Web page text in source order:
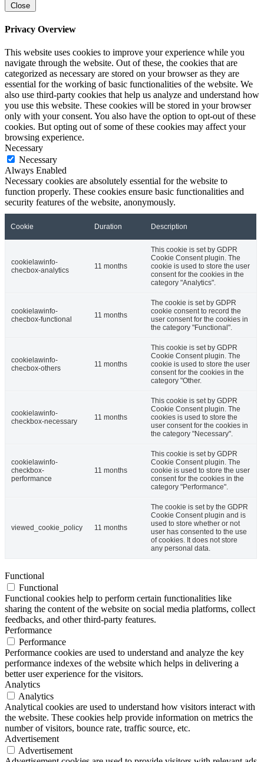
Close
Privacy Overview
This website uses cookies to improve your experience while you
navigate through the website. Out of these, the cookies that are
categorized as necessary are stored on your browser as they are
essential for the working of basic functionalities of the website. We
also use third-party cookies that help us analyze and understand how
you use this website. These cookies will be stored in your browser
only with your consent. You also have the option to opt-out of these
cookies. But opting out of some of these cookies may affect your
browsing experience.
Necessary
Necessary
Always Enabled
Necessary cookies are absolutely essential for the website to
function properly. These cookies ensure basic functionalities and
security features of the website, anonymously.
Cookie Duration Description
cookielawinfo-
checbox-analytics
11 months
This cookie is set by GDPR
Cookie Consent plugin. The
cookie is used to store the user
consent for the cookies in the
category "Analytics".
cookielawinfo-
checbox-functional
11 months
The cookie is set by GDPR
cookie consent to record the
user consent for the cookies in
the category "Functional".
cookielawinfo-
checbox-others
11 months
This cookie is set by GDPR
Cookie Consent plugin. The
cookie is used to store the user
consent for the cookies in the
category "Other.
cookielawinfo-
checkbox-necessary
11 months
This cookie is set by GDPR
Cookie Consent plugin. The
cookies is used to store the
user consent for the cookies in
the category "Necessary".
cookielawinfo-
checkbox-
performance
11 months
This cookie is set by GDPR
Cookie Consent plugin. The
cookie is used to store the user
consent for the cookies in the
category "Performance".
viewed_cookie_policy 11 months
The cookie is set by the GDPR
Cookie Consent plugin and is
used to store whether or not
user has consented to the use
of cookies. It does not store
any personal data.
Functional
Functional
Functional cookies help to perform certain functionalities like
sharing the content of the website on social media platforms, collect
feedbacks, and other third-party features.
Performance
Performance
Performance cookies are used to understand and analyze the key
performance indexes of the website which helps in delivering a
better user experience for the visitors.
Analytics
Analytics
Analytical cookies are used to understand how visitors interact with
the website. These cookies help provide information on metrics the
number of visitors, bounce rate, traffic source, etc.
Advertisement
Advertisement